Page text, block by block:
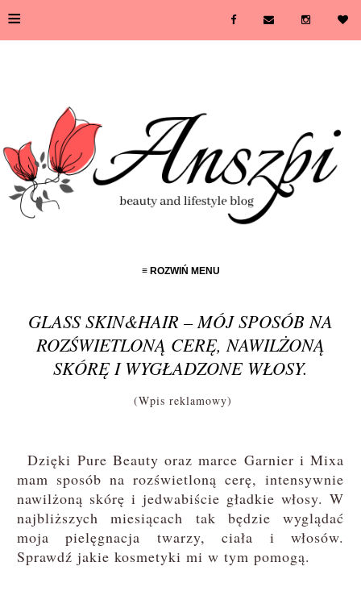
≡
≡ ROZWIŃ MENU
GLASS SKIN&HAIR – MÓJ SPOSÓB NA
ROZŚWIETLONĄ CERĘ, NAWILŻONĄ
SKÓRĘ I WYGŁADZONE WŁOSY.
(Wpis reklamowy)
Dzięki Pure Beauty oraz marce Garnier i Mixa
mam sposób na rozświetloną cerę, intensywnie
nawilżoną skórę i jedwabiście gładkie włosy. W
najbliższych miesiącach tak będzie wyglądać
moja pielęgnacja twarzy, ciała i włosów.
Sprawdź jakie kosmetyki mi w tym pomogą.